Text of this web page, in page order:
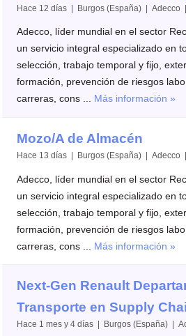
Hace 12 días | Burgos (España) | Adecco
Adecco, líder mundial en el sector
un servicio integral especializado en
selección, trabajo temporal y fijo,
formación, prevención de riesgos
carreras, cons ... Más información »
Mozo/A de Almacén
Hace 13 días | Burgos (España) | Adecco
Adecco, líder mundial en el sector
un servicio integral especializado en
selección, trabajo temporal y fijo,
formación, prevención de riesgos
carreras, cons ... Más información »
Next-Gen Renault
Transporte en Supply
Hace 1 mes y 4 días | Burgos (España) |